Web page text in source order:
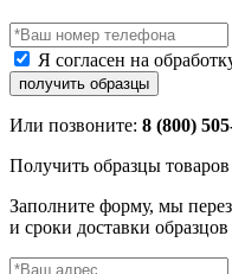
Я согласен на
Или позвоните: 8 (800)
Получить образцы товаров
Заполните форму, мы
и сроки доставки